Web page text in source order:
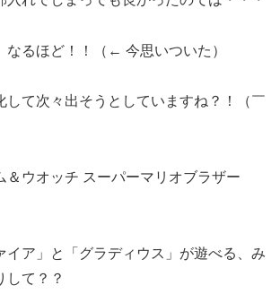
るほど！！（← 今思いついた）
して次々出そうとしていますね？！（￣
＆ウオッチ スーパーマリオブラザー
イア」と「グラディウス」が遊べる、み
して？？